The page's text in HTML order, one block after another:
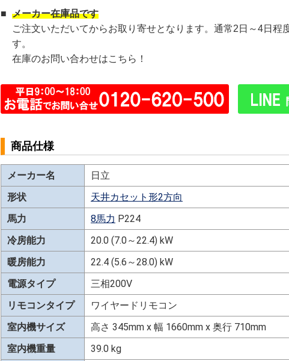
■ メーカー在庫品です
ご注文いただいてからお取り寄せとなります。通常2日～4日程
す。
在庫のお問い合わせはこちら！
商品仕様
メーカー名
日立
形状
天井カセット形2方向
馬力
8馬力 P224
冷房能力
20.0 (7.0～22.4) kW
暖房能力
22.4 (5.6～28.0) kW
電源タイプ
三相200V
リモコンタイプ
ワイヤードリモコン
室内機サイズ
高さ 345mm x 幅 1660mm x 奥行 710mm
室内機重量
39.0 kg